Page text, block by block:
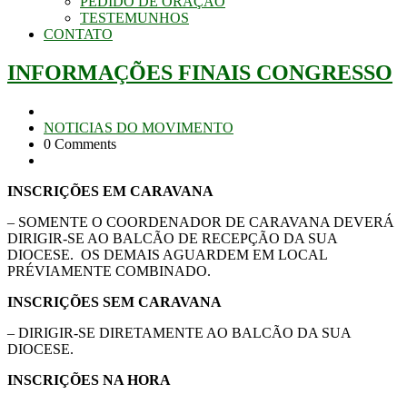
TESTEMUNHOS
CONTATO
INFORMAÇÕES FINAIS CONGRESSO
NOTICIAS DO MOVIMENTO
0 Comments
INSCRIÇÕES EM CARAVANA
– SOMENTE O COORDENADOR DE CARAVANA DEVERÁ
DIRIGIR-SE AO BALCÃO DE RECEPÇÃO DA SUA
DIOCESE. OS DEMAIS AGUARDEM EM LOCAL
PRÉVIAMENTE COMBINADO.
INSCRIÇÕES SEM CARAVANA
– DIRIGIR-SE DIRETAMENTE AO BALCÃO DA SUA
DIOCESE.
INSCRIÇÕES NA HORA